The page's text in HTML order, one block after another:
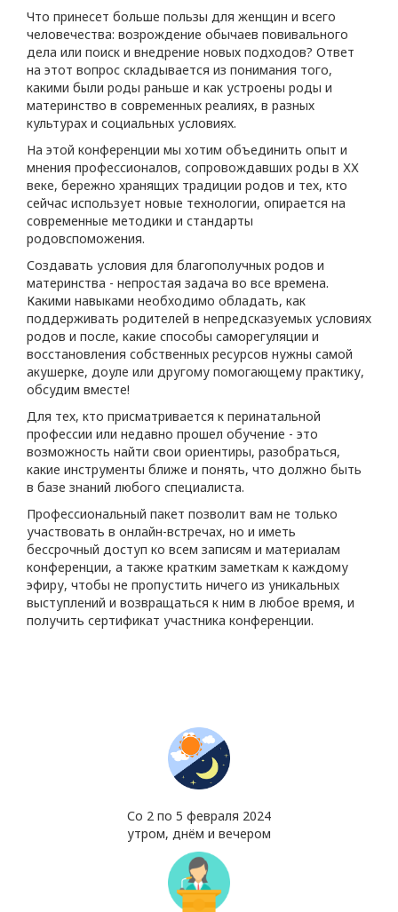
Что принесет больше пользы для женщин и всего
человечества: возрождение обычаев повивального
дела или поиск и внедрение новых подходов? Ответ
на этот вопрос складывается из понимания того,
какими были роды раньше и как устроены роды и
материнство в современных реалиях, в разных
культурах и социальных условиях.
На этой конференции мы хотим объединить опыт и
мнения профессионалов, сопровождавших роды в ХХ
веке, бережно хранящих традиции родов и тех, кто
сейчас использует новые технологии, опирается на
современные методики и стандарты
родовспоможения.
Создавать условия для благополучных родов и
материнства - непростая задача во все времена.
Какими навыками необходимо обладать, как
поддерживать родителей в непредсказуемых условиях
родов и после, какие способы саморегуляции и
восстановления собственных ресурсов нужны самой
акушерке, доуле или другому помогающему практику,
обсудим вместе!
Для тех, кто присматривается к перинатальной
профессии или недавно прошел обучение - это
возможность найти свои ориентиры, разобраться,
какие инструменты ближе и понять, что должно быть
в базе знаний любого специалиста.
Профессиональный пакет позволит вам не только
участвовать в онлайн-встречах, но и иметь
бессрочный доступ ко всем записям и материалам
конференции, а также кратким заметкам к каждому
эфиру, чтобы не пропустить ничего из уникальных
выступлений и возвращаться к ним в любое время, и
получить сертификат участника конференции.
Со 2 по 5 февраля 2024
утром, днём и вечером